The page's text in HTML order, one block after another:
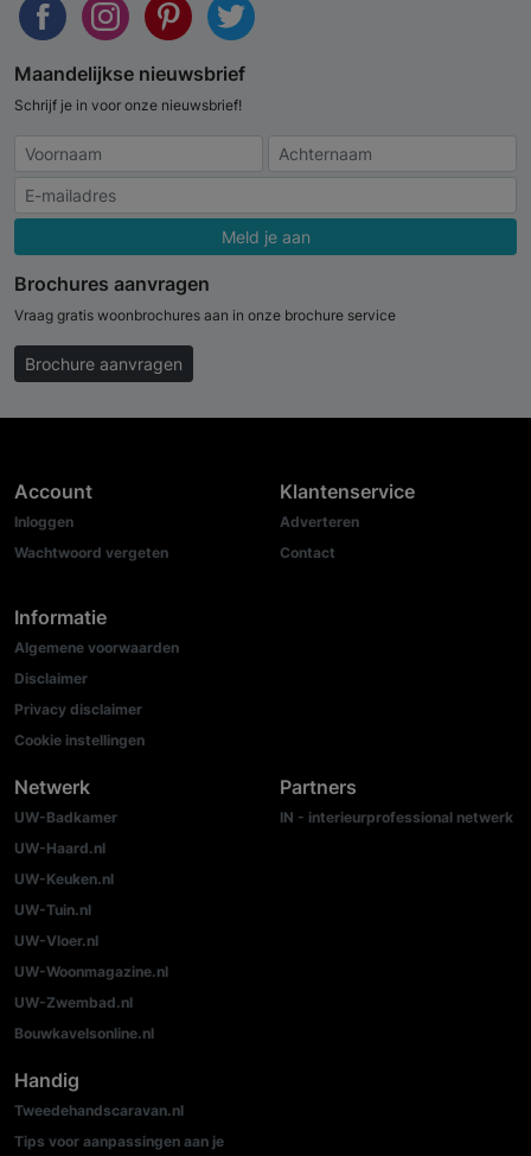
Maandelijkse nieuwsbrief
Schrijf je in voor onze nieuwsbrief!
Meld je aan
Brochures aanvragen
Vraag gratis woonbrochures aan in onze brochure service
Brochure aanvragen
Account
Inloggen
Wachtwoord vergeten
Informatie
Algemene voorwaarden
Disclaimer
Privacy disclaimer
Cookie instellingen
Klantenservice
Adverteren
Contact
Netwerk
UW-Badkamer
UW-Haard.nl
UW-Keuken.nl
UW-Tuin.nl
UW-Vloer.nl
UW-Woonmagazine.nl
UW-Zwembad.nl
Bouwkavelsonline.nl
Partners
IN - interieurprofessional netwerk
Handig
Tweedehandscaravan.nl
Tips voor aanpassingen aan je